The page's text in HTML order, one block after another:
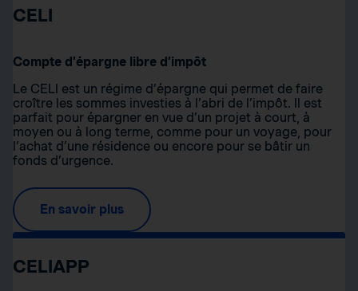
CELI
Compte d’épargne libre d’impôt
Le CELI est un régime d’épargne qui permet de faire
croître les sommes investies à l’abri de l’impôt. Il est
parfait pour épargner en vue d’un projet à court, à
moyen ou à long terme, comme pour un voyage, pour
l’achat d’une résidence ou encore pour se bâtir un
fonds d’urgence.
En savoir plus
CELIAPP